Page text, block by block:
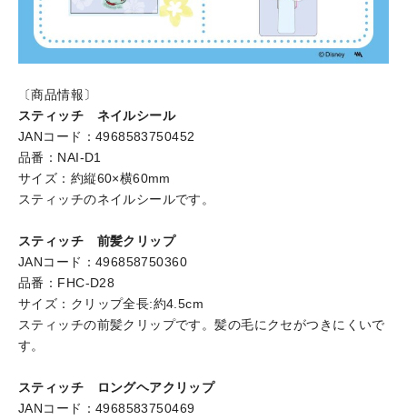
〔商品情報〕
スティッチ ネイルシール
JANコード：4968583750452
品番：NAI-D1
サイズ：約縦60×横60mm
スティッチのネイルシールです。
スティッチ 前髪クリップ
JANコード：496858750360
品番：FHC-D28
サイズ：クリップ全長:約4.5cm
スティッチの前髪クリップです。髪の毛にクセがつきにくいで
す。
スティッチ ロングヘアクリップ
JANコード：4968583750469